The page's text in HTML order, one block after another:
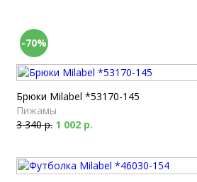
-70%
Брюки Milabel *53170-145
Пижамы
3 340 р. 1 002 р.